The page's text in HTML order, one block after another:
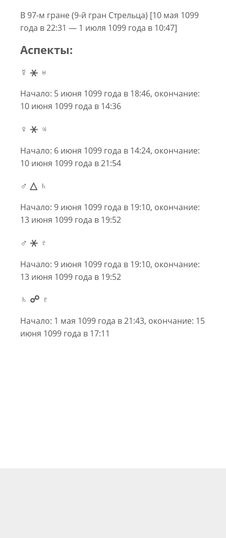
В 97-м гране (9-й гран Стрельца) [10 мая 1099
года в 22:31 — 1 июля 1099 года в 10:47]
Аспекты:
☿ ⚹ ♅
Начало: 5 июня 1099 года в 18:46, окончание:
10 июня 1099 года в 14:36
♀ ⚹ ♃
Начало: 6 июня 1099 года в 14:24, окончание:
10 июня 1099 года в 21:54
♂ △ ♄
Начало: 9 июня 1099 года в 19:10, окончание:
13 июня 1099 года в 19:52
♂ ⚹ ♇
Начало: 9 июня 1099 года в 19:10, окончание:
13 июня 1099 года в 19:52
♄ ☍ ♇
Начало: 1 мая 1099 года в 21:43, окончание: 15
июня 1099 года в 17:11